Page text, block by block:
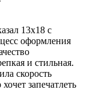
13х18 с
оформления
и стильная.
скорость
запечатлеть